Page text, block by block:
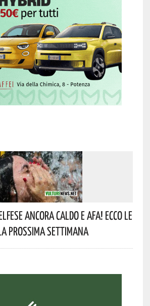
Ancora Caldo E Afa! Ecco Le
Prossima Settimana